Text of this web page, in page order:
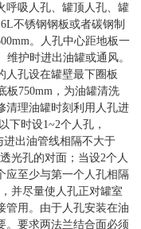
呼吸人孔、罐顶人孔、罐
不锈钢钢板或者碳钢制
。人孔中心距地板一
维护时进出油罐或通风。
人孔设在罐壁最下圈板
板750mm，为油罐清洗
清理油罐时刻利用人孔进
下时设1~2个人孔，
进出油管线相隔不大于
光孔的对面；当设2个人
应至少与第一个人孔相隔
并尽量使人孔正对罐室
管用。由于人孔安装在油
。要求两法兰结合面必须